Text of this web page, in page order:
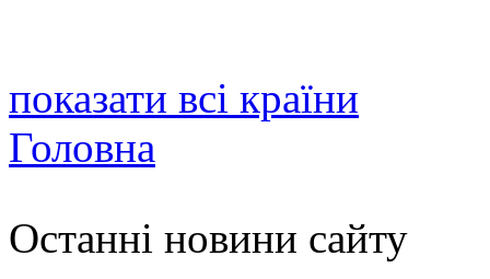
показати всі країни
Головна
Останні новини сайту